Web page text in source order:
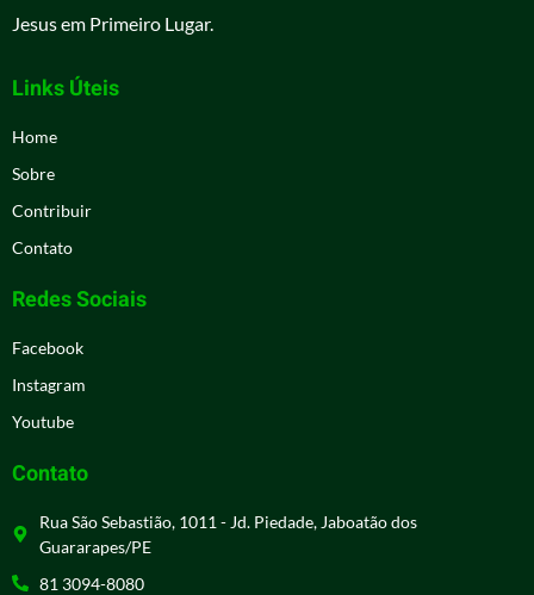
Jesus em Primeiro Lugar.
Links Úteis
Home
Sobre
Contribuir
Contato
Redes Sociais
Facebook
Instagram
Youtube
Contato
Rua São Sebastião, 1011 - Jd. Piedade, Jaboatão dos
Guararapes/PE
81 3094-8080